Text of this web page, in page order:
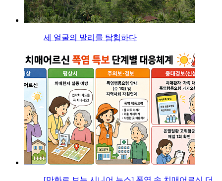
세 얼굴의 발리를 탐험하다